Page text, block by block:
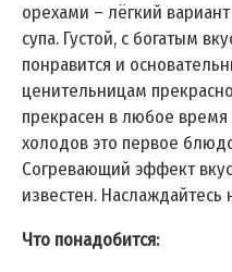
орехами – лёгкий
супа. Густой, с богатым
понравится и
ценительницам
прекрасен в любое время
холодов это первое
Согревающий эффект
известен. Наслаждайтесь
Что понадобится: